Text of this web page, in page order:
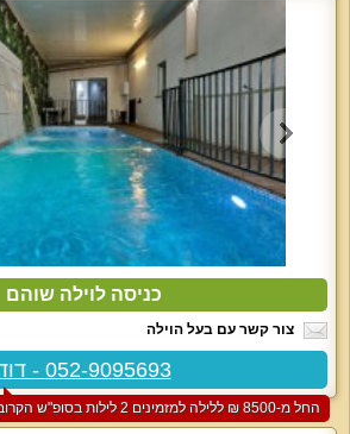
כניסה לוילה שוהם
צור קשר עם בעל הוילה
052-9095693 - דוד
החל מ-‏8500 ₪ ללילה למזמינים 2 לילות בסופ"ש הקרוב